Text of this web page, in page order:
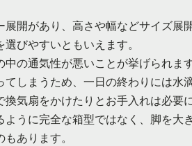
開があり、高さや幅などサイズ展
びやすいともいえます。
の通気性が悪いことが挙げられます
しまうため、一日の終わりには水
気扇をかけたりとお手入れは必要
うに完全な箱型ではなく、脚を大
あります。